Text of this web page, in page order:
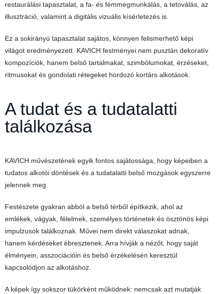
restaurálási tapasztalat, a fa- és fémmegmunkálás, a tetoválás, az
illusztráció, valamint a digitális vizuális kísérletezés is.
Ez a sokirányú tapasztalat sajátos, könnyen felismerhető képi
világot eredményezett. KAVICH festményei nem pusztán dekoratív
kompozíciók, hanem belső tartalmakat, szimbólumokat, érzéseket,
ritmusokat és gondolati rétegeket hordozó kortárs alkotások.
A tudat és a tudatalatti
találkozása
KAVICH művészetének egyik fontos sajátossága, hogy képeiben a
tudatos alkotói döntések és a tudatalatti belső mozgások egyszerre
jelennek meg.
Festészete gyakran abból a belső térből építkezik, ahol az
emlékek, vágyak, félelmek, személyes történetek és ösztönös képi
impulzusok találkoznak. Művei nem direkt válaszokat adnak,
hanem kérdéseket ébresztenek. Arra hívják a nézőt, hogy saját
élményein, asszociációin és belső érzékelésén keresztül
kapcsolódjon az alkotáshoz.
A képek így sokszor tükörként működnek: nemcsak azt mutatják